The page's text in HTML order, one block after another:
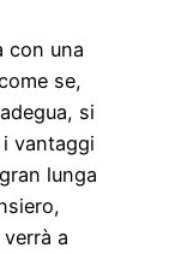
con una
se,
si
vantaggi
lunga
a